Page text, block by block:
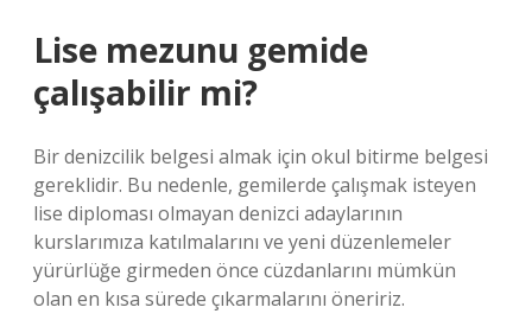
Lise mezunu gemide
çalışabilir mi?
Bir denizcilik belgesi almak için okul bitirme belgesi
gereklidir. Bu nedenle, gemilerde çalışmak isteyen
lise diploması olmayan denizci adaylarının
kurslarımıza katılmalarını ve yeni düzenlemeler
yürürlüğe girmeden önce cüzdanlarını mümkün
olan en kısa sürede çıkarmalarını öneririz.